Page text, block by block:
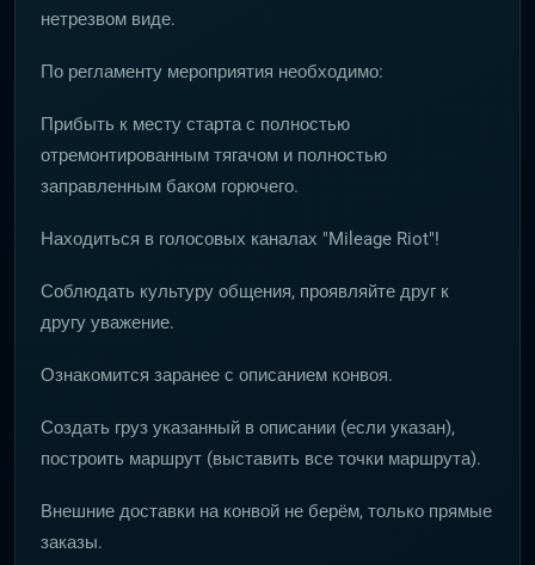
нетрезвом виде.
По регламенту мероприятия необходимо:
Прибыть к месту старта с полностью
отремонтированным тягачом и полностью
заправленным баком горючего.
Находиться в голосовых каналах "Mileage Riot"!
Соблюдать культуру общения, проявляйте друг к
другу уважение.
Ознакомится заранее с описанием конвоя.
Создать груз указанный в описании (если указан),
построить маршрут (выставить все точки маршрута).
Внешние доставки на конвой не берём, только прямые
заказы.